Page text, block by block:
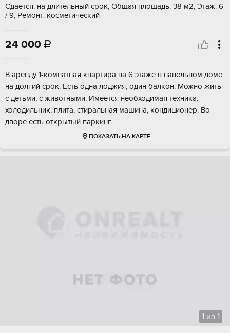
Сдается: на длительный срок, Общая площадь: 38 м2, Этаж: 6
/ 9, Ремонт: косметический
24 000 
В аренду 1-комнатная квартира на 6 этаже в панельном доме
на долгий срок. Есть одна лоджия, один балкон. Можно жить
с детьми, с животными. Имеется необходимая техника:
холодильник, плита, стиральная машина, кондиционер. Во
дворе есть открытый паркинг...
ПОКАЗАТЬ НА КАРТЕ
1 из 1